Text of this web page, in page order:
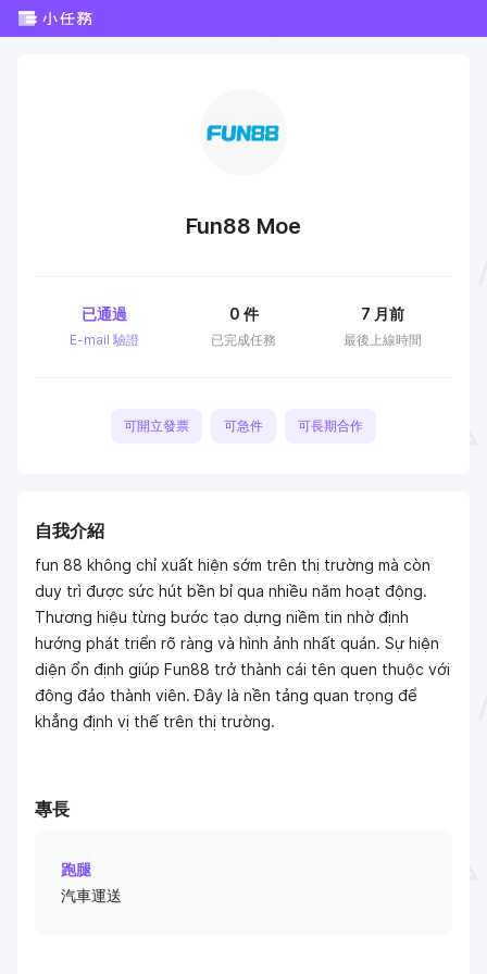
Fun88 Moe
E-mail 驗證
已通過
已完成任務
0 件
最後上線時間
7 月前
可開立發票 可急件 可長期合作
自我介紹
fun 88 không chỉ xuất hiện sớm trên thị trường mà còn
duy trì được sức hút bền bỉ qua nhiều năm hoạt động.
Thương hiệu từng bước tạo dựng niềm tin nhờ định
hướng phát triển rõ ràng và hình ảnh nhất quán. Sự hiện
diện ổn định giúp Fun88 trở thành cái tên quen thuộc với
đông đảo thành viên. Đây là nền tảng quan trọng để
khẳng định vị thế trên thị trường.
專長
跑腿
汽車運送